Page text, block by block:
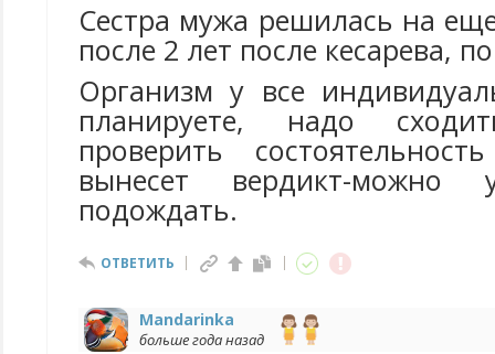
Сестра мужа решилась на
после 2 лет после кесарева,
Организм у все
планируете, надо
проверить
вынесет вердикт-
подождать.
ОТВЕТИТЬ
Mandarinka
больше года назад